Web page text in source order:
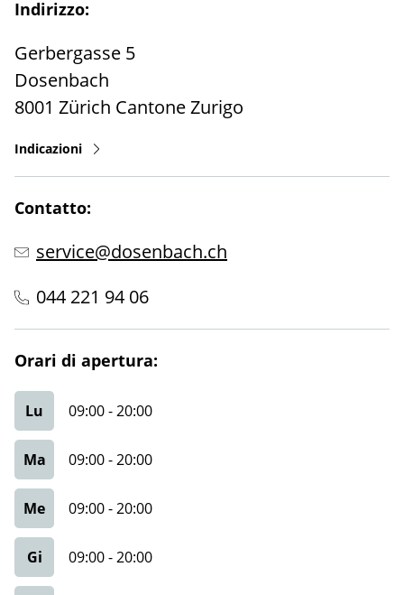
Indirizzo:
Gerbergasse 5
Dosenbach
8001 Zürich Cantone Zurigo
Indicazioni
Contatto:
service@dosenbach.ch
044 221 94 06
Orari di apertura:
Lu 09:00-20:00
Ma 09:00-20:00
Me 09:00-20:00
Gi 09:00-20:00